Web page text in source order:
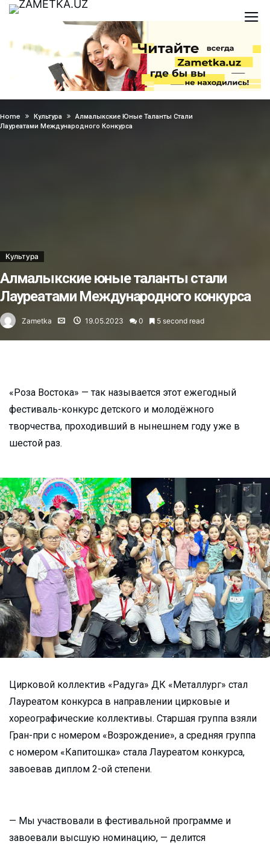
Home Культура
Алмалыкские Юные Таланты Стали
Лауреатами Международного Конкурса
Культура
Алмалыкские юные таланты стали
Лауреатами Международного конкурса
Zametka 19.05.2023 0 5 second read
«Роза Востока» — так называется этот ежегодный
фестиваль-конкурс детского и молодёжного
творчества, проходивший в нынешнем году уже в
шестой раз.
Цирковой коллектив «Радуга» ДК «Металлург» стал
Лауреатом конкурса в направлении цирковые и
хореографические коллективы. Старшая группа взяли
Гран-при с номером «Возрождение», а средняя группа
с номером «Капитошка» стала Лауреатом конкурса,
завоевав диплом 2-ой степени.
— Мы участвовали в фестивальной программе и
завоевали высшую номинацию, — делится